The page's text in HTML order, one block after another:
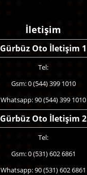
İletişim
Gürbüz Oto İletişim 1
Tel:
Gsm: 0 (544) 399 1010
Whatsapp: 90 (544) 399 1010
Gürbüz Oto İletişim 2
Tel:
Gsm: 0 (531) 602 6861
Whatsapp: 90 (531) 602 6861